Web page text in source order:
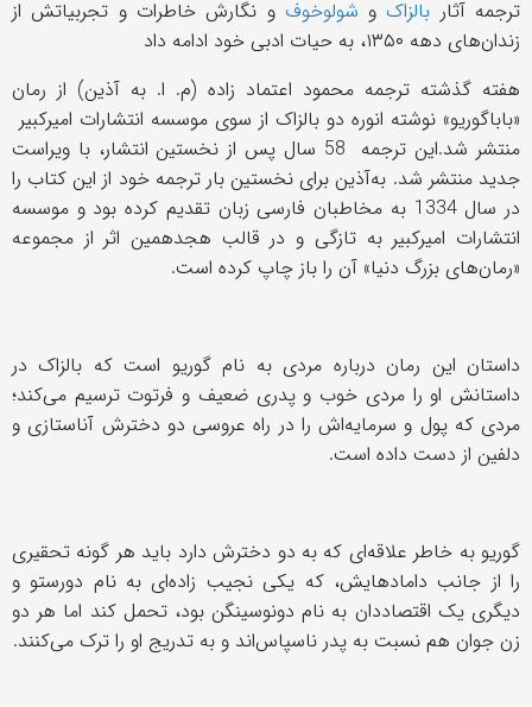
ترجمه آثار بالزاک و شولوخوف و نگارش خاطرات و تجربیاتش از
زندان‌های دهه ۱۳۵۰، به حیات ادبی خود ادامه داد
هفته گذشته ترجمه محمود اعتماد زاده (م. ا. به‌ آذین) از رمان
«باباگوریو» نوشته انوره دو بالزاک از سوی موسسه انتشارات امیر‌کبیر
منتشر شد.این ترجمه 58 سال پس از نخستین انتشار، با ویراست
جدید منتشر شد. به‌آذین برای نخستین بار ترجمه خود از این کتاب را
در سال 1334 به مخاطبان فارسی ز‌بان تقدیم کرده بود و موسسه
انتشارات امیر‌کبیر به تازگی و در قالب هجدهمین اثر از مجموعه
«رمان‌های بزرگ دنیا» آن را باز چاپ کرده است.
داستان این رمان درباره مردی به نام گوریو است که بالزاک در
داستانش او را مردی خوب و پدری ضعیف و فرتوت ترسیم می‌کند؛
مردی که پول و سرمایه‌اش را در راه عروسی دو دخترش آناستازی و
دلفین از دست داده است.
گوریو به خاطر علاقه‌ای که به دو دخترش دارد باید هر گونه تحقیری
را از جانب دامادهایش، که یکی نجیب زاده‌ای به نام دورستو و
دیگری یک اقتصاددان به نام دونوسینگن بود، تحمل کند اما هر دو
زن جوان هم نسبت به پدر ناسپاس‌اند و به تدریج او را ترک می‌کنند.